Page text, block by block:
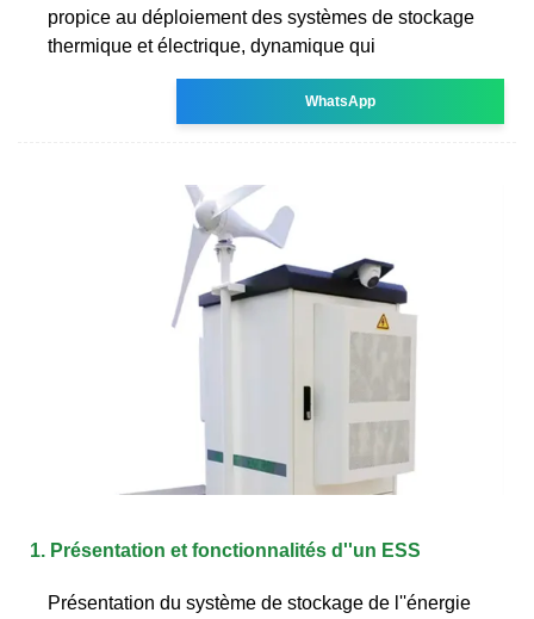
propice au déploiement des systèmes de stockage
thermique et électrique, dynamique qui
WhatsApp
1. Présentation et fonctionnalités d''un ESS
Présentation du système de stockage de l''énergie